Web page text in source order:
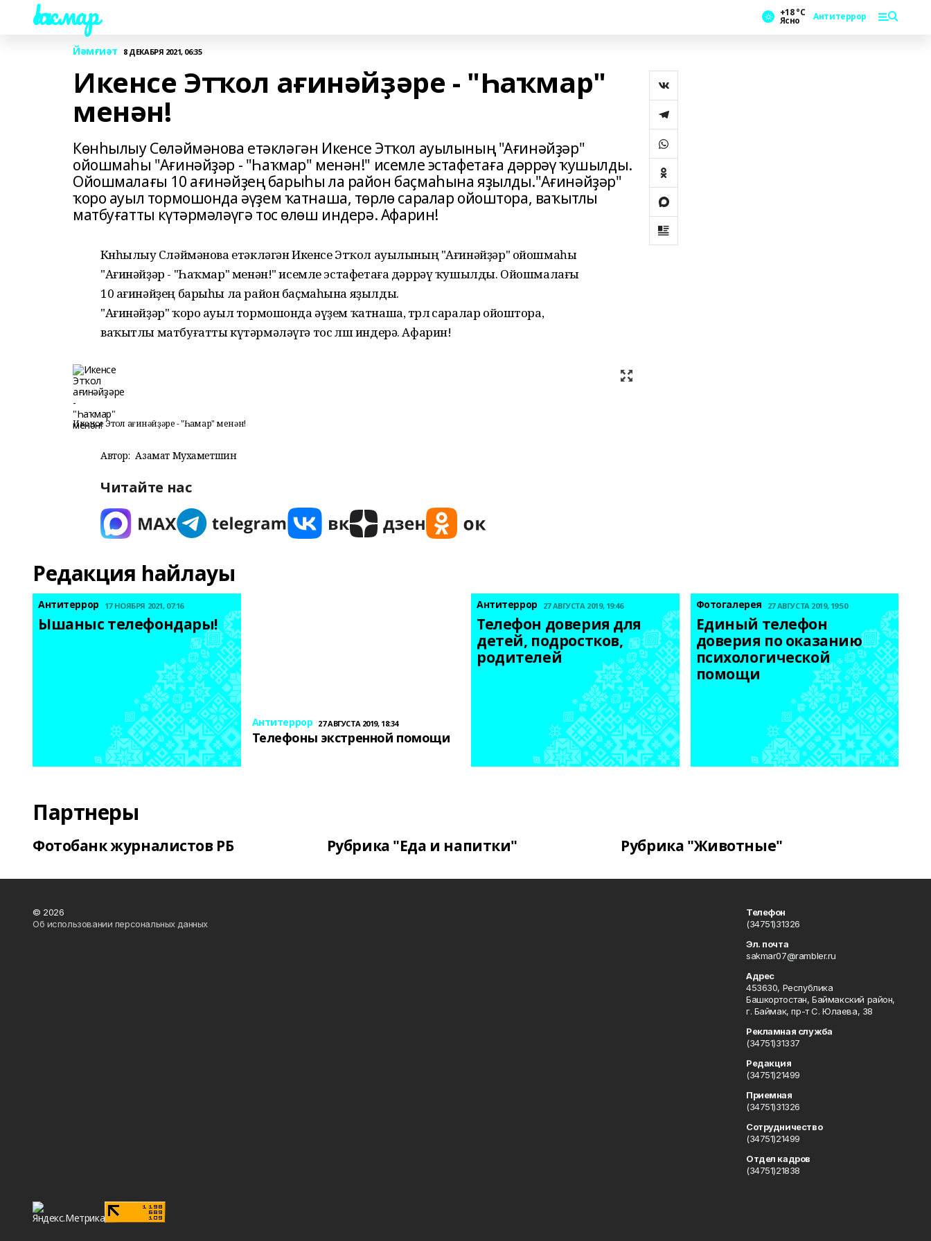
Һаҡмар +18 °С
Ясно Антитеррор
Йәмғиәт 8 ДЕКАБРЯ 2021, 06:35
Икенсе Этҡол ағинәйҙәре - "Һаҡмар"
менән!
Көнһылыу Сөләймәнова етәкләгән Икенсе Этҡол ауылының "Ағинәйҙәр"
ойошмаһы "Ағинәйҙәр - "Һаҡмар" менән!" исемле эстафетаға дәррәү ҡушылды.
Ойошмалағы 10 ағинәйҙең барыһы ла район баҫмаһына яҙылды."Ағинәйҙәр"
ҡоро ауыл тормошонда әүҙем ҡатнаша, төрлө саралар ойоштора, ваҡытлы
матбуғатты күтәрмәләүгә тос өлөш индерә. Афарин!
Көнһылыу Сөләймәнова етәкләгән Икенсе Этҡол ауылының "Ағинәйҙәр" ойошмаһы
"Ағинәйҙәр - "Һаҡмар" менән!" исемле эстафетаға дәррәү ҡушылды. Ойошмалағы
10 ағинәйҙең барыһы ла район баҫмаһына яҙылды.
"Ағинәйҙәр" ҡоро ауыл тормошонда әүҙем ҡатнаша, төрлө саралар ойоштора,
ваҡытлы матбуғатты күтәрмәләүгә тос өлөш индерә. Афарин!
Икенсе Этҡол ағинәйҙәре - "Һаҡмар" менән!
Автор: Азамат Мухаметшин
Читайте нас
Редакция һайлауы
Антитеррор 17 НОЯБРЯ 2021, 07:16
Ышаныс телефондары!
Антитеррор 27 АВГУСТА 2019, 18:34
Телефоны экстренной помощи
Антитеррор 27 АВГУСТА 2019, 19:46
Телефон доверия для
детей, подростков,
родителей
Фотогалерея 27 АВГУСТА 2019, 19:50
Единый телефон
доверия по оказанию
психологической
помощи
Партнеры
Фотобанк журналистов РБ Рубрика "Еда и напитки" Рубрика "Животные"
© 2026
Об использовании персональных данных
Телефон
(34751)31326
Эл. почта
sakmar07@rambler.ru
Адрес
453630, Республика
Башкортостан, Баймакский район,
г. Баймак, пр-т С. Юлаева, 38
Рекламная служба
(34751)31337
Редакция
(34751)21499
Приемная
(34751)31326
Сотрудничество
(34751)21499
Отдел кадров
(34751)21838